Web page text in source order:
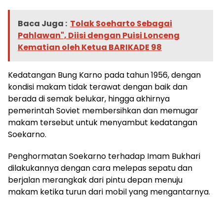
Baca Juga : Tolak Soeharto Sebagai
Pahlawan", Diisi dengan Puisi Lonceng
Kematian oleh Ketua BARIKADE 98
Kedatangan Bung Karno pada tahun 1956, dengan
kondisi makam tidak terawat dengan baik dan
berada di semak belukar, hingga akhirnya
pemerintah Soviet membersihkan dan memugar
makam tersebut untuk menyambut kedatangan
Soekarno.
Penghormatan Soekarno terhadap Imam Bukhari
dilakukannya dengan cara melepas sepatu dan
berjalan merangkak dari pintu depan menuju
makam ketika turun dari mobil yang mengantarnya.